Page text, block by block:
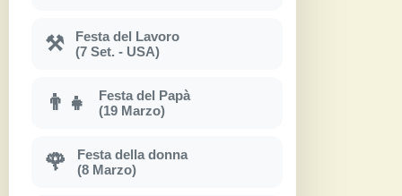
⚒
Festa del Lavoro
(7 Set. - USA)
👨‍👧
Festa del Papà
(19 Marzo)
🌹
Festa della donna
(8 Marzo)